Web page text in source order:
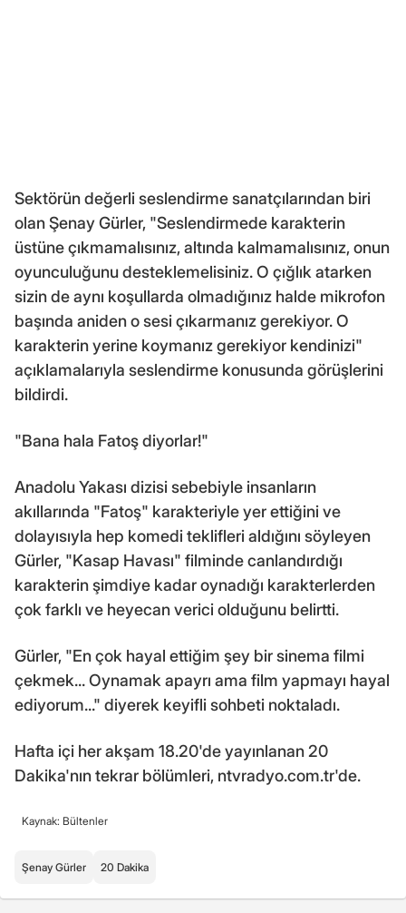
Sektörün değerli seslendirme sanatçılarından biri
olan Şenay Gürler, "Seslendirmede karakterin
üstüne çıkmamalısınız, altında kalmamalısınız, onun
oyunculuğunu desteklemelisiniz. O çığlık atarken
sizin de aynı koşullarda olmadığınız halde mikrofon
başında aniden o sesi çıkarmanız gerekiyor. O
karakterin yerine koymanız gerekiyor kendinizi"
açıklamalarıyla seslendirme konusunda görüşlerini
bildirdi.
"Bana hala Fatoş diyorlar!"
Anadolu Yakası dizisi sebebiyle insanların
akıllarında "Fatoş" karakteriyle yer ettiğini ve
dolayısıyla hep komedi teklifleri aldığını söyleyen
Gürler, "Kasap Havası" filminde canlandırdığı
karakterin şimdiye kadar oynadığı karakterlerden
çok farklı ve heyecan verici olduğunu belirtti.
Gürler, "En çok hayal ettiğim şey bir sinema filmi
çekmek... Oynamak apayrı ama film yapmayı hayal
ediyorum..." diyerek keyifli sohbeti noktaladı.
Hafta içi her akşam 18.20'de yayınlanan 20
Dakika'nın tekrar bölümleri, ntvradyo.com.tr'de.
Kaynak: Bültenler
Şenay Gürler 20 Dakika